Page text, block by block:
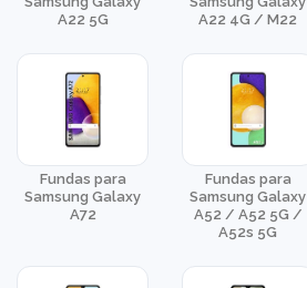
A22 5G
A22 4G / M22
Fundas para
Samsung Galaxy
A72
Fundas para
Samsung Galaxy
A52 / A52 5G /
A52s 5G